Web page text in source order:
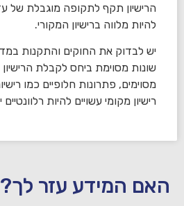
הרישיון תקף לתקופה מוגבלת של
להיות מלווה ברישיון המקורי.
יש לבדוק את החוקים והתקנות
שונות מסוימת ביחס לקבלת הרישיון
מסוימים, פתרונות חלופיים כמו
רישיון מקומי עשויים להיות רלוונטיים
האם המידע עזר לך?